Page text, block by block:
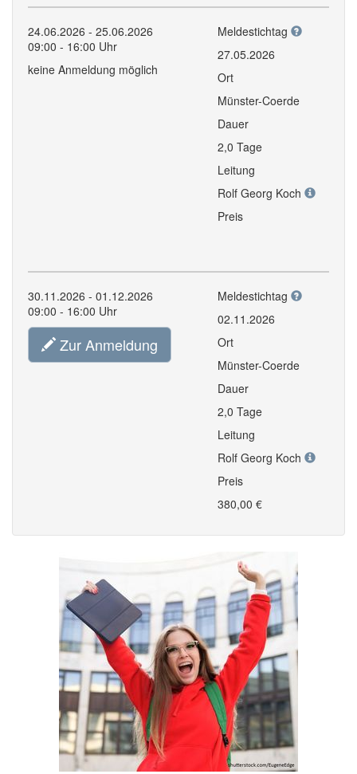
24.06.2026 - 25.06.2026
09:00 - 16:00 Uhr
keine Anmeldung möglich
Meldestichtag
27.05.2026
Ort
Münster-Coerde
Dauer
2,0 Tage
Leitung
Rolf Georg Koch
Preis
30.11.2026 - 01.12.2026
09:00 - 16:00 Uhr
Zur Anmeldung
Meldestichtag
02.11.2026
Ort
Münster-Coerde
Dauer
2,0 Tage
Leitung
Rolf Georg Koch
Preis
380,00 €